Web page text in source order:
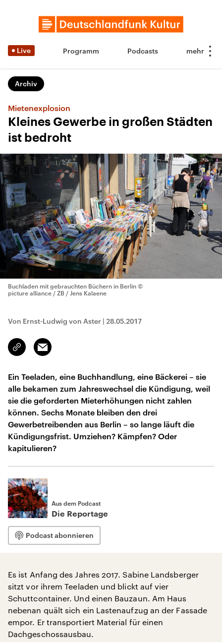
Live Programm Podcasts
Archiv
Mietenexplosion
Kleines Gewerbe in großen Städten
ist bedroht
Buchladen mit gebrauchten Büchern in Berlin ©
picture alliance / ZB / Jens Kalaene
Von Ernst-Ludwig von Aster | 28.05.2017
Link
kopieren/teilen
Email
Ein Teeladen, eine Buchhandlung, eine Bäckerei – sie
alle bekamen zum Jahreswechsel die Kündigung, weil
sie die geforderten Mieterhöhungen nicht zahlen
können. Sechs Monate bleiben den drei
Gewerbetreibenden aus Berlin – so lange läuft die
Kündigungsfrist. Umziehen? Kämpfen? Oder
kapitulieren?
Aus dem Podcast
Die Reportage
Podcast abonnieren
Es ist Anfang des Jahres 2017. Sabine Landsberger
sitzt vor ihrem Teeladen und blickt auf vier
Schuttcontainer. Und einen Bauzaun. Am Haus
nebenan quält sich ein Lastenaufzug an der Fassade
empor. Er transportiert Material für einen
Dachgeschossausbau.